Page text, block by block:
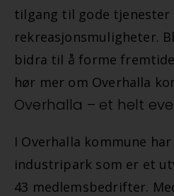
tilgang til gode tjenester
rekreasjonsmuligheter.
bidra til å forme
hør mer om Overhalla
Overhalla – et helt
I Overhalla kommune
industripark som er et
43 medlemsbedrifter.